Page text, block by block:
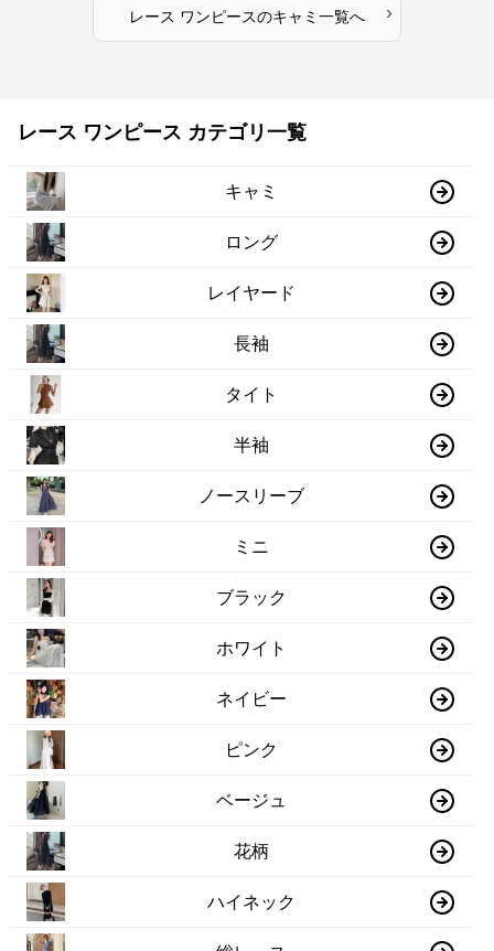
レース ワンピースのキャミ 一覧へ ›
レース ワンピース カテゴリ一覧
キャミ
ロング
レイヤード
長袖
タイト
半袖
ノースリーブ
ミニ
ブラック
ホワイト
ネイビー
ピンク
ベージュ
花柄
ハイネック